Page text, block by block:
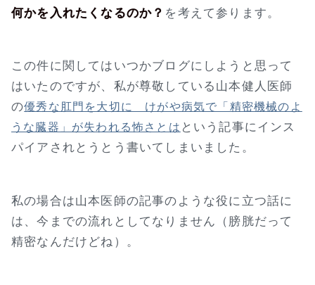
何かを入れたくなるのか？ を考えて参ります。
この件に関してはいつかブログにしようと思って
はいたのですが、私が尊敬している山本健人医師
の優秀な肛門を大切に けがや病気で「精密機械のよ
うな臓器」が失われる怖さとは という記事にインス
パイアされとうとう書いてしまいました。
私の場合は山本医師の記事のような役に立つ話に
は、今までの流れとしてなりません（膀胱だって
精密なんだけどね）。